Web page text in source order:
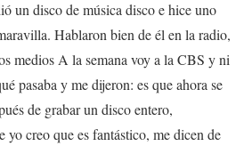
un disco de música disco e hice uno
Hablaron bien de él en la radio,
medios A la semana voy a la CBS y ni
pasaba y me dijeron: es que ahora se
de grabar un disco entero,
yo creo que es fantástico, me dicen de